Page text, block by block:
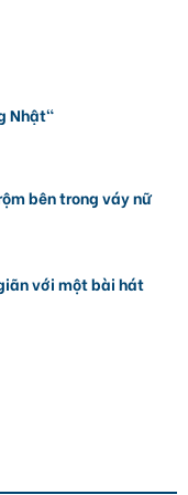
Nhật"
bên trong váy nữ
với một bài hát